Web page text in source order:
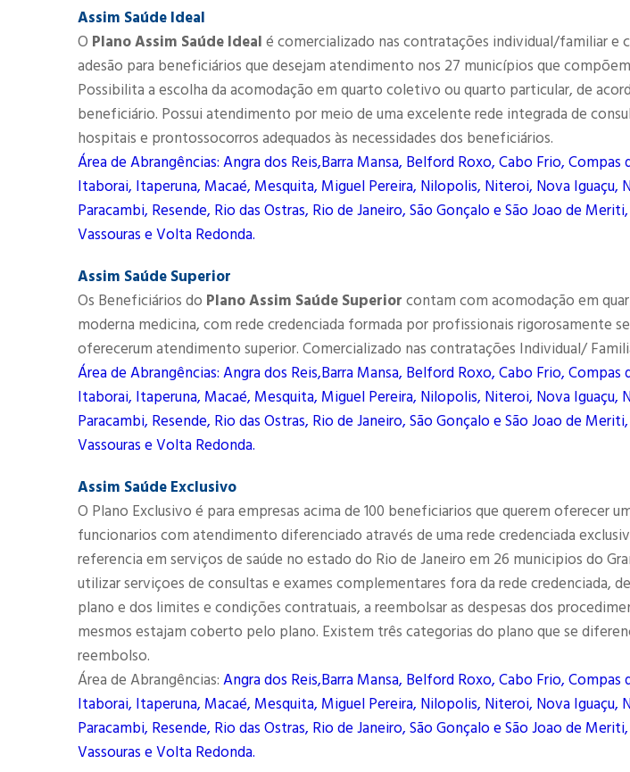
Assim Saúde Ideal
O Plano Assim Saúde Ideal é comercializado nas contratações individual/familiar
adesão para beneficiários que desejam atendimento nos 27 municípios que compõem
Possibilita a escolha da acomodação em quarto coletivo ou quarto particular, de
beneficiário. Possui atendimento por meio de uma excelente rede integrada de
hospitais e prontossocorros adequados às necessidades dos beneficiários.
Área de Abrangências: Angra dos Reis,Barra Mansa, Belford Roxo, Cabo Frio, Compas
Itaborai, Itaperuna, Macaé, Mesquita, Miguel Pereira, Nilopolis, Niteroi, Nova Iguaçu,
Paracambi, Resende, Rio das Ostras, Rio de Janeiro, São Gonçalo e São Joao de
Vassouras e Volta Redonda.
Assim Saúde Superior
Os Beneficiários do Plano Assim Saúde Superior contam com acomodação em
moderna medicina, com rede credenciada formada por profissionais rigorosamente
oferecerum atendimento superior. Comercializado nas contratações Individual/
Área de Abrangências: Angra dos Reis,Barra Mansa, Belford Roxo, Cabo Frio, Compas
Itaborai, Itaperuna, Macaé, Mesquita, Miguel Pereira, Nilopolis, Niteroi, Nova Iguaçu,
Paracambi, Resende, Rio das Ostras, Rio de Janeiro, São Gonçalo e São Joao de
Vassouras e Volta Redonda.
Assim Saúde Exclusivo
O Plano Exclusivo é para empresas acima de 100 beneficiarios que querem oferecer
funcionarios com atendimento diferenciado através de uma rede credenciada
referencia em serviços de saúde no estado do Rio de Janeiro em 26 municipios do
utilizar serviçoes de consultas e exames complementares fora da rede credenciada,
plano e dos limites e condições contratuais, a reembolsar as despesas dos
mesmos estajam coberto pelo plano. Existem três categorias do plano que se
reembolso.
Área de Abrangências: Angra dos Reis,Barra Mansa, Belford Roxo, Cabo Frio, Compas
Itaborai, Itaperuna, Macaé, Mesquita, Miguel Pereira, Nilopolis, Niteroi, Nova Iguaçu,
Paracambi, Resende, Rio das Ostras, Rio de Janeiro, São Gonçalo e São Joao de
Vassouras e Volta Redonda.